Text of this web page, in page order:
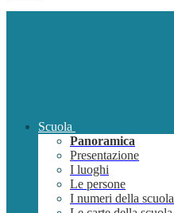
Scuola
Panoramica
Presentazione
I luoghi
Le persone
I numeri della scuola